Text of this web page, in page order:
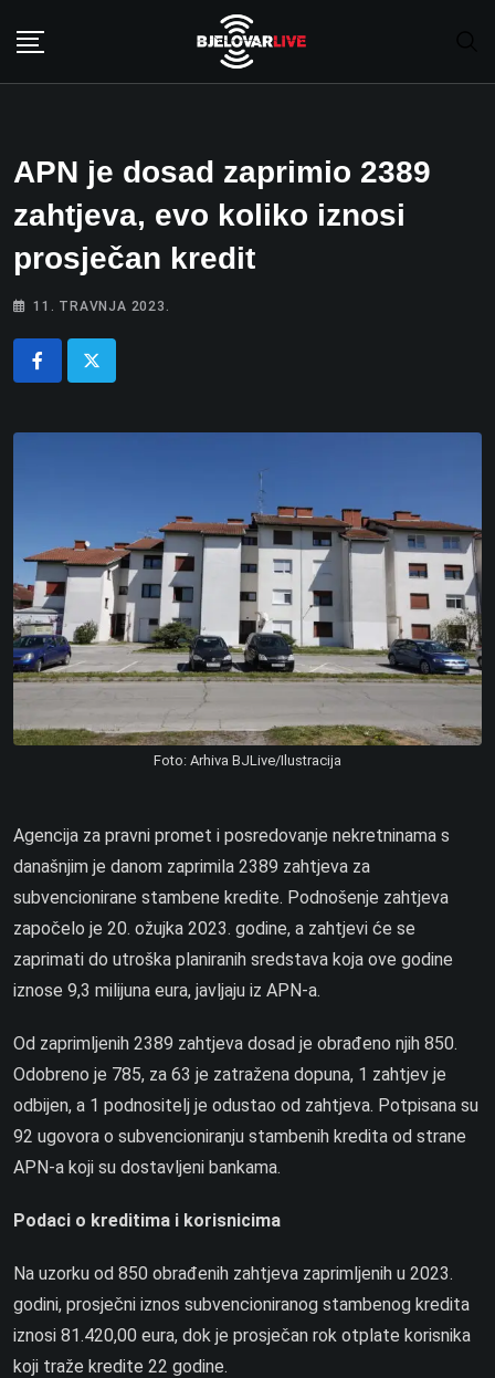
APN je dosad zaprimio 2389
zahtjeva, evo koliko iznosi
prosječan kredit
11. TRAVNJA 2023.
Foto: Arhiva BJLive/Ilustracija
Agencija za pravni promet i posredovanje nekretninama s
današnjim je danom zaprimila 2389 zahtjeva za
subvencionirane stambene kredite. Podnošenje zahtjeva
započelo je 20. ožujka 2023. godine, a zahtjevi će se
zaprimati do utroška planiranih sredstava koja ove godine
iznose 9,3 milijuna eura, javljaju iz APN-a.
Od zaprimljenih 2389 zahtjeva dosad je obrađeno njih 850.
Odobreno je 785, za 63 je zatražena dopuna, 1 zahtjev je
odbijen, a 1 podnositelj je odustao od zahtjeva. Potpisana su
92 ugovora o subvencioniranju stambenih kredita od strane
APN-a koji su dostavljeni bankama.
Podaci o kreditima i korisnicima
Na uzorku od 850 obrađenih zahtjeva zaprimljenih u 2023.
godini, prosječni iznos subvencioniranog stambenog kredita
iznosi 81.420,00 eura, dok je prosječan rok otplate korisnika
koji traže kredite 22 godine.